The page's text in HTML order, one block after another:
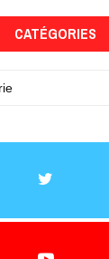
CATÉGORIES